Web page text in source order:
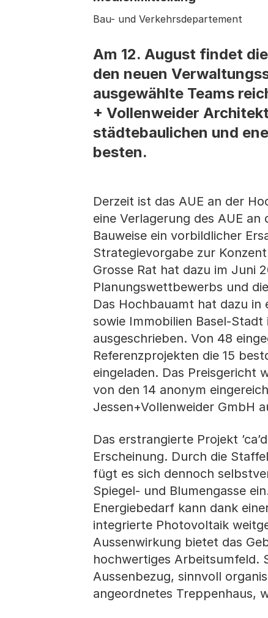
Bau- und Verkehrsdepartement
Am 12. August findet
den neuen
ausgewählte Teams
+ Vollenweider
städtebaulichen und
besten.
Derzeit ist das AUE an der
eine Verlagerung des AUE
Bauweise ein vorbildlicher
Strategievorgabe zur
Grosse Rat hat dazu im Juni
Planungswettbewerbs und
Das Hochbauamt hat dazu
sowie Immobilien Basel-
ausgeschrieben. Von 48
Referenzprojekten die 15
eingeladen. Das Preisgericht
von den 14 anonym
Jessen+Vollenweider GmbH
Das erstrangierte Projekt
Erscheinung. Durch die
fügt es sich dennoch
Spiegel- und Blumengasse
Energiebedarf kann dank
integrierte Photovoltaik
Aussenwirkung bietet das
hochwertiges Arbeitsumfeld.
Aussenbezug, sinnvoll
angeordnetes Treppenhaus,